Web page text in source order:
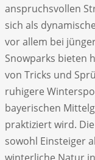
anspruchsvollen
sich als
vor allem bei
Snowparks bieten
von Tricks und
ruhigere
bayerischen
praktiziert wird.
sowohl Einsteiger